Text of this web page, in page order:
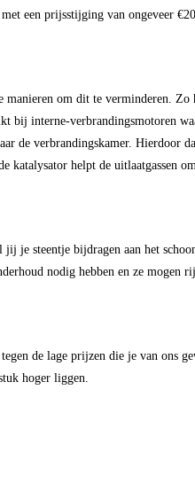
een prijsstijging van ongeveer
om dit te verminderen.
bij interne-verbrandingsmotoren
de verbrandingskamer. Hierdoor
helpt de uitlaatgassen
je steentje bijdragen aan het
nodig hebben en ze
tegen de lage prijzen die je van ons
hoger liggen.